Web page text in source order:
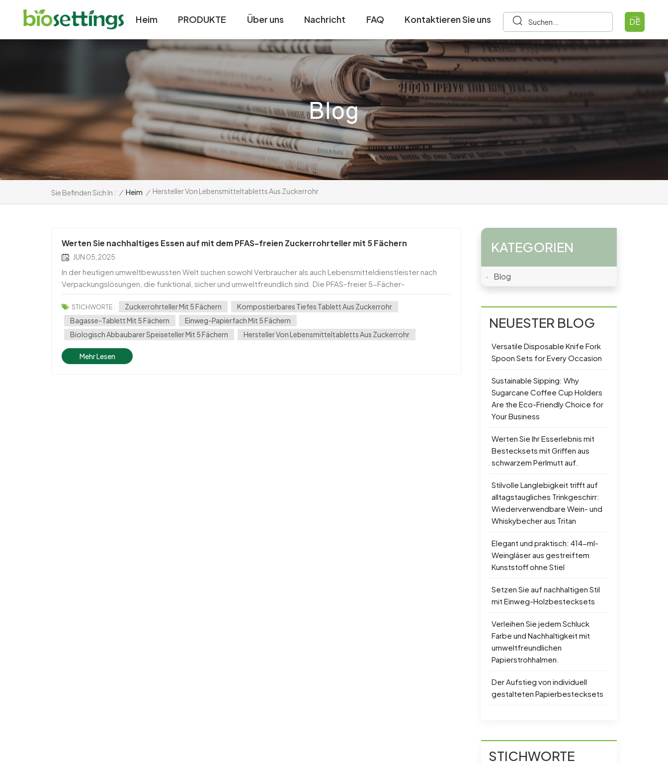
Heim PRODUKTE Über uns Nachricht FAQ Kontaktieren Sie uns DE
Sie Befinden Sich In : / Heim / Hersteller Von Lebensmitteltabletts Aus Zuckerrohr
Werten Sie nachhaltiges Essen auf mit dem PFAS-freien Zuckerrohrteller mit 5 Fächern
JUN 05, 2025
In der heutigen umweltbewussten Welt suchen sowohl Verbraucher als auch Lebensmitteldienstleister nach
Verpackungslösungen, die funktional, sicher und umweltfreundlich sind. Die PFAS-freier 5-Fächer-
Zuckerrohrteller ist ein Wendepunkt für nachhaltiges Essen. Dieser kompostierbare Teller aus nachwach...
STICHWORTE : Zuckerrohrteller Mit 5 Fächern
Kompostierbares Tiefes Tablett Aus Zuckerrohr
Bagasse-Tablett Mit 5 Fächern
Einweg-Papierfach Mit 5 Fächern
Biologisch Abbaubarer Speiseteller Mit 5 Fächern
Hersteller Von Lebensmitteltabletts Aus Zuckerrohr
Mehr Lesen
KATEGORIEN
Blog
NEUESTER BLOG
Versatile Disposable Knife Fork
Spoon Sets for Every Occasion
Sustainable Sipping: Why
Sugarcane Coffee Cup Holders
Are the Eco-Friendly Choice for
Your Business
Werten Sie Ihr Esserlebnis mit
Bestecksets mit Griffen aus
schwarzem Perlmutt auf.
Stilvolle Langlebigkeit trifft auf
alltagstaugliches Trinkgeschirr:
Wiederverwendbare Wein- und
Whiskybecher aus Tritan
Elegant und praktisch: 414-ml-
Weingläser aus gestreiftem
Kunststoff ohne Stiel
Setzen Sie auf nachhaltigen Stil
mit Einweg-Holzbestecksets
Verleihen Sie jedem Schluck
Farbe und Nachhaltigkeit mit
umweltfreundlichen
Papierstrohhalmen.
Der Aufstieg von individuell
gestalteten Papierbestecksets
STICHWORTE